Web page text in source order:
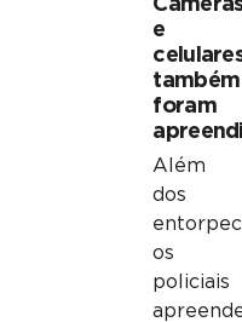
e
também
foram
Além
dos
os
policiais